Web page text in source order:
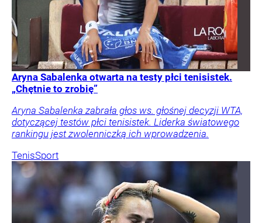
Aryna Sabalenka otwarta na testy płci tenisistek.
„Chętnie to zrobię”
Aryna Sabalenka zabrała głos ws. głośnej decyzji WTA,
dotyczącej testów płci tenisistek. Liderka światowego
rankingu jest zwolenniczką ich wprowadzenia.
TenisSport